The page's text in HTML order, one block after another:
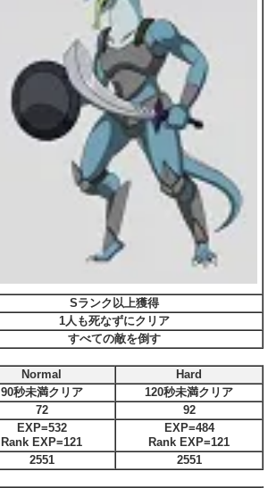
Sランク以上獲得
1人も死なずにクリア
すべての敵を倒す
Normal
Hard
90秒未満クリア
120秒未満クリア
72
92
EXP=532
Rank EXP=121
EXP=484
Rank EXP=121
2551 2551